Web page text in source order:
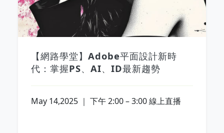
【網路學堂】Adobe平面設計新時
代：掌握PS、AI、ID最新趨勢
May 14,2025 ｜ 下午 2:00 – 3:00 線上直播